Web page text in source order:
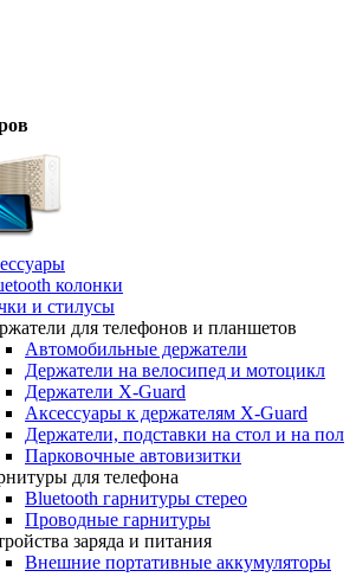
колонки
и стилусы
для телефонов и планшетов
Автомобильные держатели
Держатели на велосипед и мотоцикл
Держатели X-Guard
Аксессуары к держателям X-Guard
Держатели, подставки на стол и на пол
Парковочные автовизитки
для телефона
Bluetooth гарнитуры стерео
Проводные гарнитуры
заряда и питания
Внешние портативные аккумуляторы